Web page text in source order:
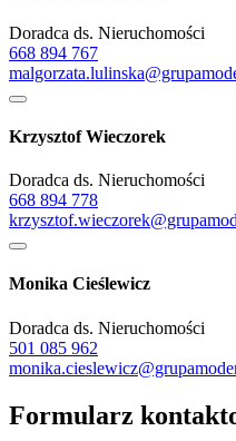
Doradca ds. Nieruchomości
668 894 767
Krzysztof Wieczorek
Doradca ds. Nieruchomości
668 894 778
Monika Cieślewicz
Doradca ds. Nieruchomości
501 085 962
Formularz